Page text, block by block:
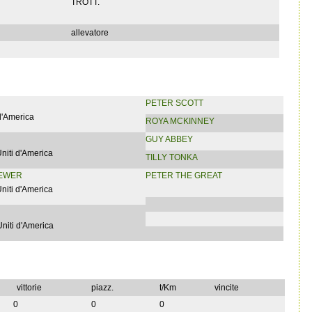
TROTT.
allevatore
d'America
PETER SCOTT
ROYA MCKINNEY
GUY ABBEY
TILLY TONKA
d'America
d'America
PETER THE GREAT
vittorie piazz. t/Km
vincite
0
0 0